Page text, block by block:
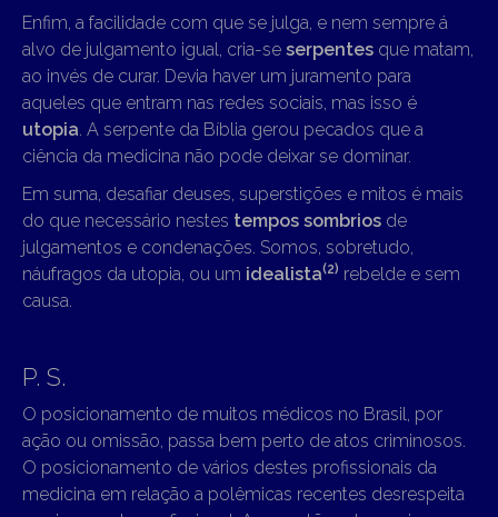
Enfim, a facilidade com que se julga, e nem sempre á
alvo de julgamento igual, cria-se serpentes que matam,
ao invés de curar. Devia haver um juramento para
aqueles que entram nas redes sociais, mas isso é
utopia. A serpente da Bíblia gerou pecados que a
ciência da medicina não pode deixar se dominar.
Em suma, desafiar deuses, superstições e mitos é mais
do que necessário nestes tempos sombrios de
julgamentos e condenações. Somos, sobretudo,
náufragos da utopia, ou um idealista(2) rebelde e sem
causa.
P. S.
O posicionamento de muitos médicos no Brasil, por
ação ou omissão, passa bem perto de atos criminosos.
O posicionamento de vários destes profissionais da
medicina em relação a polêmicas recentes desrespeita